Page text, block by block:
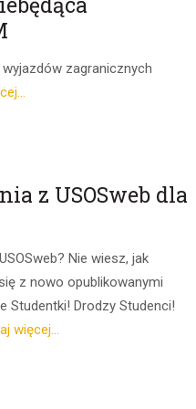
wyjazdów zagranicznych
z USOSweb dla
Nie wiesz, jak
z nowo opublikowanymi
Studentki! Drodzy Studenci!
więcej...